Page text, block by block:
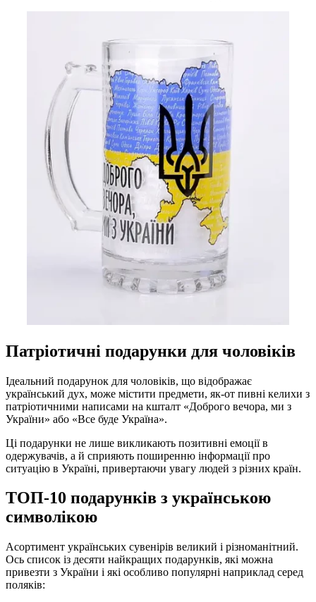
Патріотичні подарунки для чоловіків
Ідеальний подарунок для чоловіків, що відображає
український дух, може містити предмети, як-от пивні келихи з
патріотичними написами на кшталт «Доброго вечора, ми з
України» або «Все буде Україна».
Ці подарунки не лише викликають позитивні емоції в
одержувачів, а й сприяють поширенню інформації про
ситуацію в Україні, привертаючи увагу людей з різних країн.
ТОП-10 подарунків з українською
символікою
Асортимент українських сувенірів великий і різноманітний.
Ось список із десяти найкращих подарунків, які можна
привезти з України і які особливо популярні наприклад серед
поляків: